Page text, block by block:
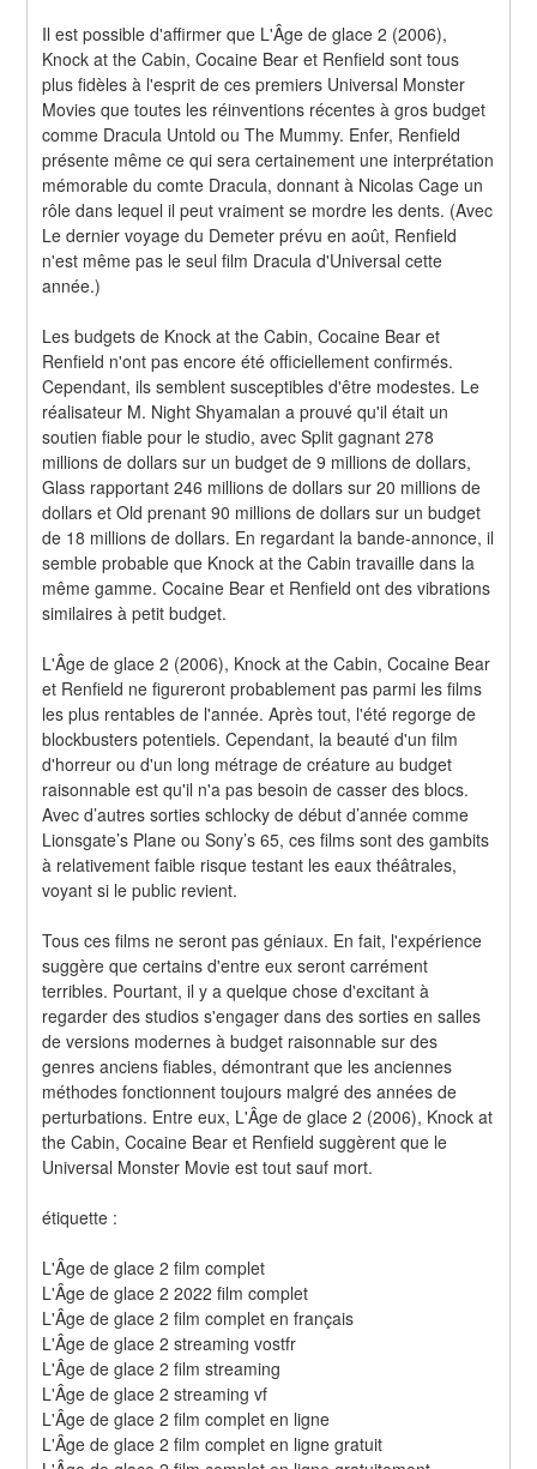
Il est possible d'affirmer que L'Âge de glace 2 (2006),
Knock at the Cabin, Cocaine Bear et Renfield sont tous
plus fidèles à l'esprit de ces premiers Universal Monster
Movies que toutes les réinventions récentes à gros budget
comme Dracula Untold ou The Mummy. Enfer, Renfield
présente même ce qui sera certainement une interprétation
mémorable du comte Dracula, donnant à Nicolas Cage un
rôle dans lequel il peut vraiment se mordre les dents. (Avec
Le dernier voyage du Demeter prévu en août, Renfield
n'est même pas le seul film Dracula d'Universal cette
année.)
Les budgets de Knock at the Cabin, Cocaine Bear et
Renfield n'ont pas encore été officiellement confirmés.
Cependant, ils semblent susceptibles d'être modestes. Le
réalisateur M. Night Shyamalan a prouvé qu'il était un
soutien fiable pour le studio, avec Split gagnant 278
millions de dollars sur un budget de 9 millions de dollars,
Glass rapportant 246 millions de dollars sur 20 millions de
dollars et Old prenant 90 millions de dollars sur un budget
de 18 millions de dollars. En regardant la bande-annonce, il
semble probable que Knock at the Cabin travaille dans la
même gamme. Cocaine Bear et Renfield ont des vibrations
similaires à petit budget.
L'Âge de glace 2 (2006), Knock at the Cabin, Cocaine Bear
et Renfield ne figureront probablement pas parmi les films
les plus rentables de l'année. Après tout, l'été regorge de
blockbusters potentiels. Cependant, la beauté d'un film
d'horreur ou d'un long métrage de créature au budget
raisonnable est qu'il n'a pas besoin de casser des blocs.
Avec d’autres sorties schlocky de début d’année comme
Lionsgate’s Plane ou Sony’s 65, ces films sont des gambits
à relativement faible risque testant les eaux théâtrales,
voyant si le public revient.
Tous ces films ne seront pas géniaux. En fait, l'expérience
suggère que certains d'entre eux seront carrément
terribles. Pourtant, il y a quelque chose d'excitant à
regarder des studios s'engager dans des sorties en salles
de versions modernes à budget raisonnable sur des
genres anciens fiables, démontrant que les anciennes
méthodes fonctionnent toujours malgré des années de
perturbations. Entre eux, L'Âge de glace 2 (2006), Knock at
the Cabin, Cocaine Bear et Renfield suggèrent que le
Universal Monster Movie est tout sauf mort.
étiquette :
L'Âge de glace 2 film complet
L'Âge de glace 2 2022 film complet
L'Âge de glace 2 film complet en français
L'Âge de glace 2 streaming vostfr
L'Âge de glace 2 film streaming
L'Âge de glace 2 streaming vf
L'Âge de glace 2 film complet en ligne
L'Âge de glace 2 film complet en ligne gratuit